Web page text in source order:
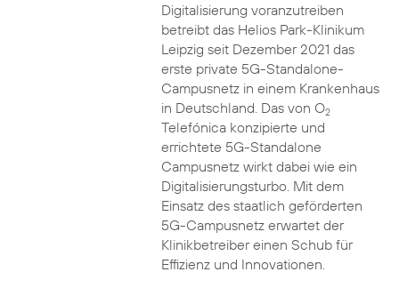
Digitalisierung voranzutreiben
betreibt das Helios Park-Klinikum
Leipzig seit Dezember 2021 das
erste private 5G-Standalone-
Campusnetz in einem Krankenhaus
in Deutschland. Das von O2
Telefónica konzipierte und
errichtete 5G-Standalone
Campusnetz wirkt dabei wie ein
Digitalisierungsturbo. Mit dem
Einsatz des staatlich geförderten
5G-Campusnetz erwartet der
Klinikbetreiber einen Schub für
Effizienz und Innovationen.